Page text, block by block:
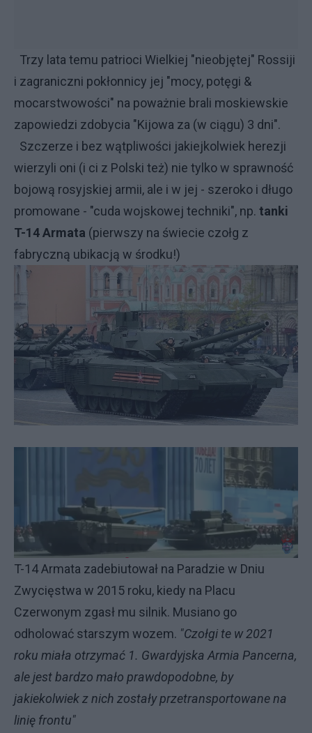
Trzy lata temu patrioci Wielkiej "nieobjętej" Rossiji
i zagraniczni pokłonnicy jej "mocy, potęgi &
mocarstwowości" na poważnie brali moskiewskie
zapowiedzi zdobycia "Kijowa za (w ciągu) 3 dni".
Szczerze i bez wątpliwości jakiejkolwiek herezji
wierzyli oni (i ci z Polski też) nie tylko w sprawność
bojową rosyjskiej armii, ale i w jej - szeroko i długo
promowane - "cuda wojskowej techniki", np. tanki
T-14 Armata (pierwszy na świecie czołg z
fabryczną ubikacją w środku!)
T-14 Armata zadebiutował na Paradzie w Dniu
Zwycięstwa w 2015 roku, kiedy na Placu
Czerwonym zgasł mu silnik. Musiano go
odholować starszym wozem. "Czołgi te w 2021
roku miała otrzymać 1. Gwardyjska Armia Pancerna,
ale jest bardzo mało prawdopodobne, by
jakiekolwiek z nich zostały przetransportowane na
linię frontu"